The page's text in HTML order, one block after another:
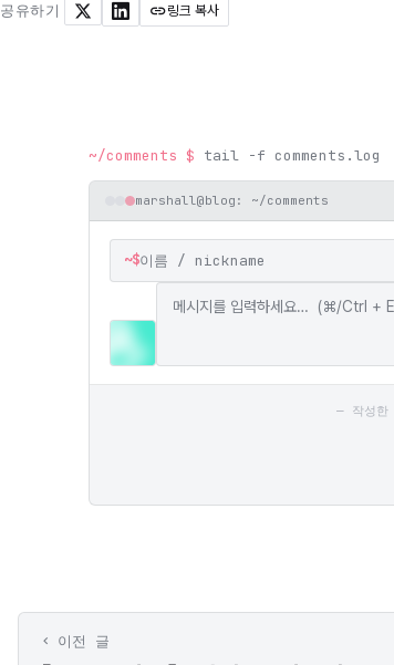
공유하기 X LinkedIn링크 복사
~/comments $ tail -f comments.log
marshall@blog: ~/comments
~$
— 작성한
이전 글